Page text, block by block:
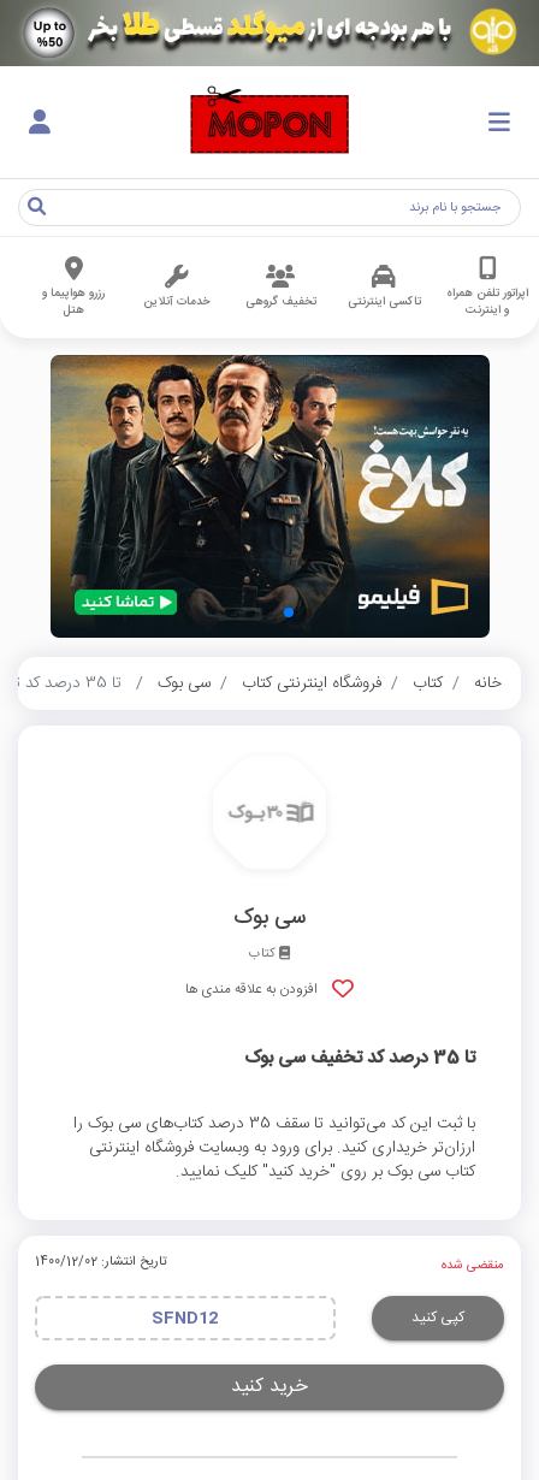
اپراتور تلفن همراه
و اینترنت
تاکسی اینترنتی تخفیف گروهی خدمات آنلاین
رزرو هواپیما و
هتل
خانه کتاب فروشگاه اینترنتی کتاب سی بوک تا 35 درصد کد تخفیف سی بوک
سی بوک
کتاب
افزودن به علاقه مندی ها
تا 35 درصد کد تخفیف سی بوک
با ثبت این کد می‌توانید تا سقف 35 درصد کتاب‌های سی بوک را
ارزان‌تر خریداری کنید. برای ورود به وبسایت فروشگاه اینترنتی
کتاب سی بوک بر روی "خرید کنید" کلیک نمایید.
منقضی شده تاریخ انتشار: 1400/12/02
کپی کنید SFND12
خرید کنید